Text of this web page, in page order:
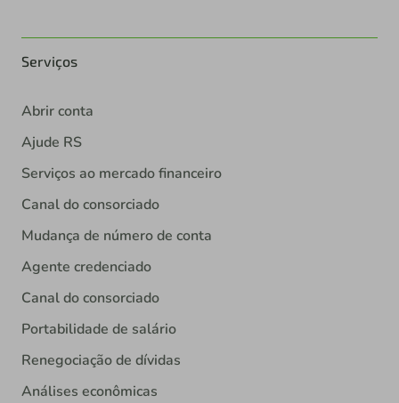
Serviços
Abrir conta
Ajude RS
Serviços ao mercado financeiro
Canal do consorciado
Mudança de número de conta
Agente credenciado
Canal do consorciado
Portabilidade de salário
Renegociação de dívidas
Análises econômicas